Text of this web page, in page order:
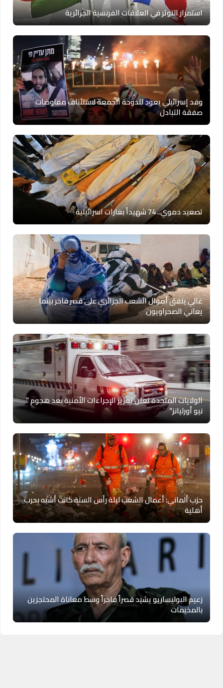
استمرار التوثر في العلاقات الفرنسية الجزائرية
وفد إسرائيلي يعود للدوحة الجمعة لاستئناف مفاوضات
صفقة التبادل
تصعيد دموي.. 74 شهيداً بغارات اسرائيلية
غالي ينفق أموال الشعب الجزائري على قصر فاخر بينما
يعاني الصحراويون
الولايات المتحدة تعلن تعزيز الإجراءات الأمنية بعد هجوم ”
نيو أورليانز”
حزب ألماني: أعمال الشغب ليلة رأس السنة كانت أشبه بحرب
أهلية
زعيم البوليساريو يشيد قصراً فاخراً وسط معاناة المحتجزين
بالمخيمات